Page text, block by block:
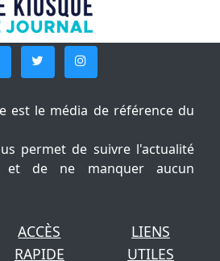
est le média de référence du
permet de suivre l'actualité
et de ne manquer aucun
ACCÈS
RAPIDE
LIENS
UTILES